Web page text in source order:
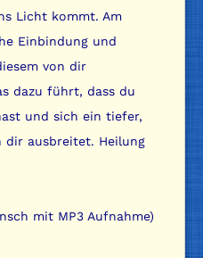
Licht kommt. Am
Einbindung und
von dir
dazu führt, dass du
und sich ein tiefer,
dir ausbreitet. Heilung
mit MP3 Aufnahme)